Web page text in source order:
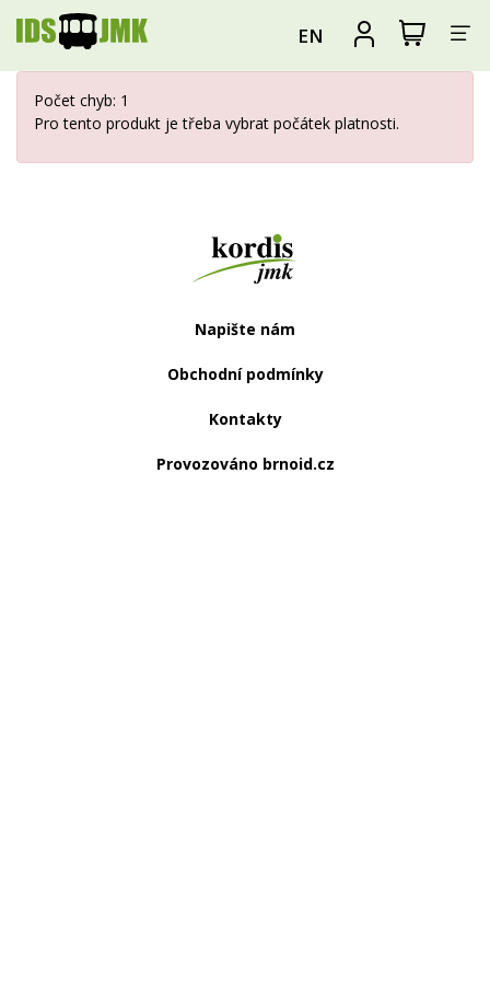
EN
Zobrazit
nákupní
košík
Počet chyb: 1
Pro tento produkt je třeba vybrat počátek platnosti.
Napište nám
Obchodní podmínky
Kontakty
Provozováno brnoid.cz